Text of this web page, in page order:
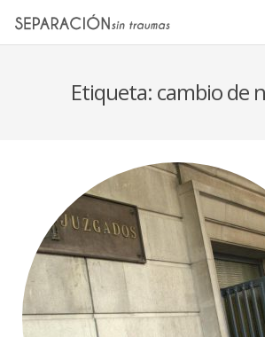
Quienes somos
Contacto
Etiqueta: cambio de